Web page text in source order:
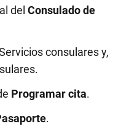
del Consulado de
consulares y,
Programar cita.
.